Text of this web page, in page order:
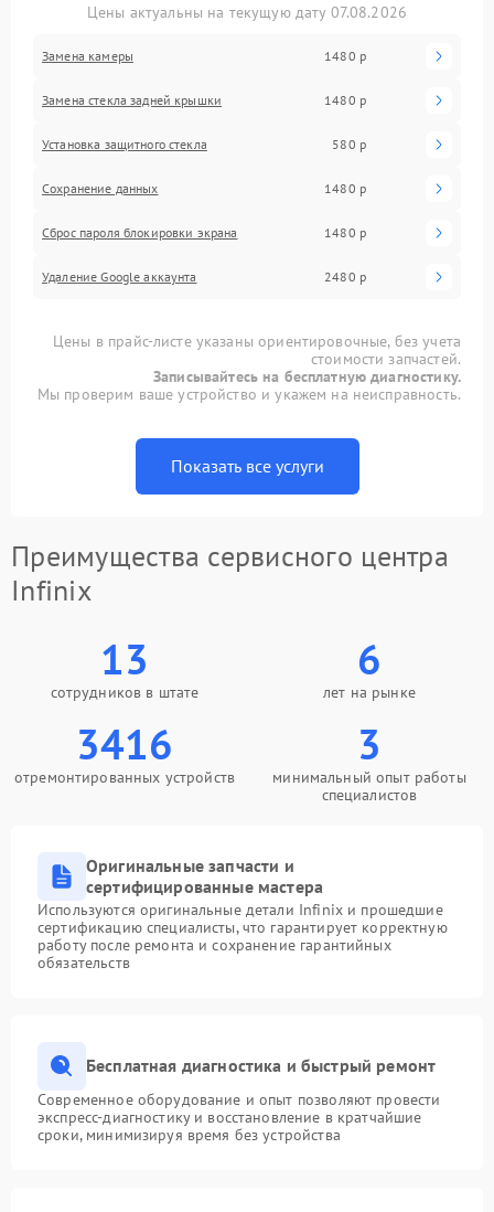
Цены актуальны на текущую дату 07.08.2026
Замена камеры 1480 р
Замена стекла задней крышки 1480 р
Установка защитного стекла 580 р
Сохранение данных 1480 р
Сброс пароля блокировки экрана 1480 р
Удаление Google аккаунта 2480 р
Цены в прайс-листе указаны ориентировочные, без учета
стоимости запчастей.
Записывайтесь на бесплатную диагностику.
Мы проверим ваше устройство и укажем на неисправность.
Показать все услуги
Преимущества сервисного центра
Infinix
13
сотрудников в штате
6
лет на рынке
3416
отремонтированных устройств
3
минимальный опыт работы
специалистов
Оригинальные запчасти и
сертифицированные мастера
Используются оригинальные детали Infinix и прошедшие
сертификацию специалисты, что гарантирует корректную
работу после ремонта и сохранение гарантийных
обязательств
Бесплатная диагностика и быстрый ремонт
Современное оборудование и опыт позволяют провести
экспресс-диагностику и восстановление в кратчайшие
сроки, минимизируя время без устройства